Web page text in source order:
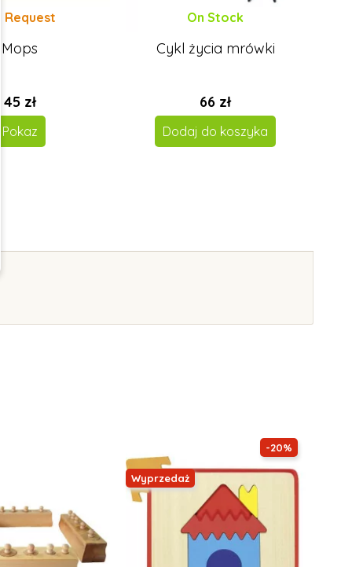
Request
Mops
45 zł
Pokaz
On Stock
Cykl życia mrówki
66 zł
Dodaj do koszyka
-20%
Wyprzedaż